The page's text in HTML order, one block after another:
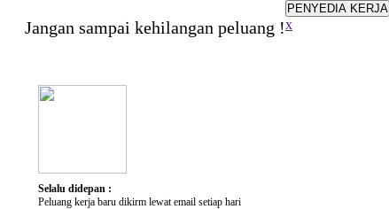
Jenis Disabilitas
Keterampilan
Jangan sampai kehilangan peluang !
PENYEDIA KERJA
x
Selalu didepan :
Peluang kerja baru dikirm lewat email setiap hari